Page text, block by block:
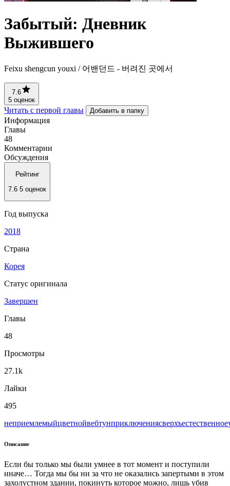
Забытый: Дневник
Выжившего
Feixu shengcun youxi / 어밴던드 - 버려진 곳에서
7.6
5 оценок
Читать с первой главы Добавить в папку
Информация
Главы
48
Комментарии
Обсуждения
Рейтинг
7.6 5 оценок
Год выпуска
2018
Страна
Корея
Статус оригинала
Завершен
Главы
48
Просмотры
27.1k
Лайки
495
неприемлемыйцветнойвeбтунприключениясверхъестественное
Описание
Если бы только мы были умнее в тот момент и поступили
иначе… Тогда мы бы ни за что не оказались запертыми в этом
захолустном здании, покинуть которое можно, лишь убив